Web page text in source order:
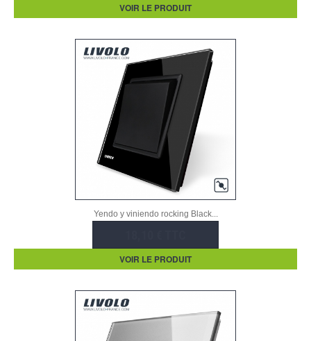
VOIR LE PRODUIT
Yendo y viniendo rocking Black...
VOIR LE PRODUIT